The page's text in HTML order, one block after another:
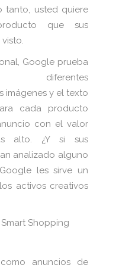
tanto, usted quiere
que sus
Google prueba
diferentes
imágenes y el texto
cada producto
con el valor
alto. ¿Y si sus
analizado alguno
les sirve un
activos creativos
anuncios de